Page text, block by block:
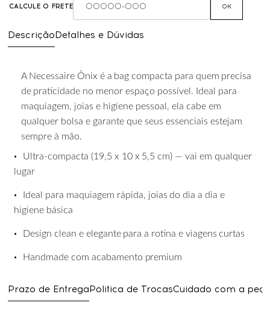
DescriçãoDetalhes e Dúvidas
A Necessaire Ônix é a bag compacta para quem precisa
de praticidade no menor espaço possível. Ideal para
maquiagem, joias e higiene pessoal, ela cabe em
qualquer bolsa e garante que seus essenciais estejam
sempre à mão.
• Ultra-compacta (19,5 x 10 x 5,5 cm) — vai em qualquer
lugar
• Ideal para maquiagem rápida, joias do dia a dia e
higiene básica
• Design clean e elegante para a rotina e viagens curtas
• Handmade com acabamento premium
Prazo de EntregaPolitica de TrocasCuidado com a
CALCULE O FRETE OK